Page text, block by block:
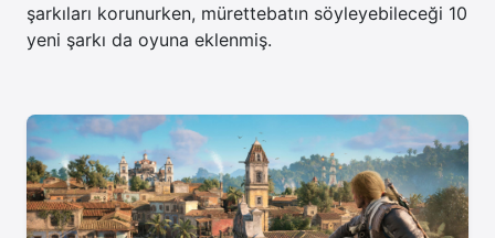
şarkıları korunurken, mürettebatın söyleyebileceği 10
yeni şarkı da oyuna eklenmiş.